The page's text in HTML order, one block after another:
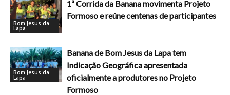
Bom Jesus da
Lapa
1ª Corrida da Banana movimenta Projeto
Formoso e reúne centenas de participantes
Bom Jesus da
Lapa
Banana de Bom Jesus da Lapa tem
Indicação Geográfica apresentada
oficialmente a produtores no Projeto
Formoso